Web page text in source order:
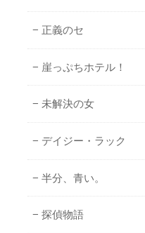
正義のセ
崖っぷちホテル！
未解決の女
デイジー・ラック
半分、青い。
探偵物語